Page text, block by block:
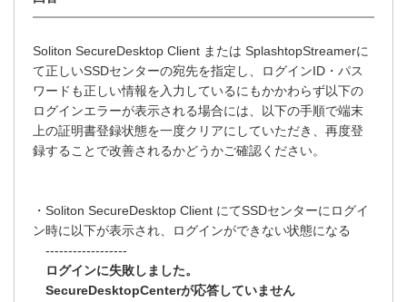
Soliton SecureDesktop Client または SplashtopStreamerに
て正しいSSDセンターの宛先を指定し、ログインID・パス
ワードも正しい情報を入力しているにもかかわらず以下の
ログインエラーが表示される場合には、以下の手順で端末
上の証明書登録状態を一度クリアにしていただき、再度登
録することで改善されるかどうかご確認ください。
・Soliton SecureDesktop Client にてSSDセンターにログイ
ン時に以下が表示され、ログインができない状態になる
------------------
ログインに失敗しました。
SecureDesktopCenterが応答していません